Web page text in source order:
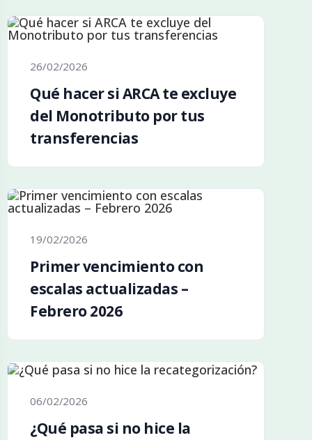
26/02/2026
Qué hacer si ARCA te excluye
del Monotributo por tus
transferencias
19/02/2026
Primer vencimiento con
escalas actualizadas –
Febrero 2026
06/02/2026
¿Qué pasa si no hice la